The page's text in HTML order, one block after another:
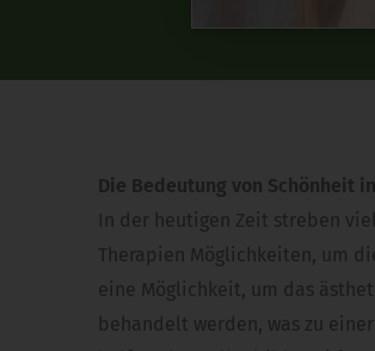
Die Bedeutung von Schönheit
In der heutigen Zeit streben
Therapien Möglichkeiten, um
eine Möglichkeit, um das
behandelt werden, was zu